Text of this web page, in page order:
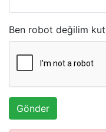
Ben robot değilim
Gönder